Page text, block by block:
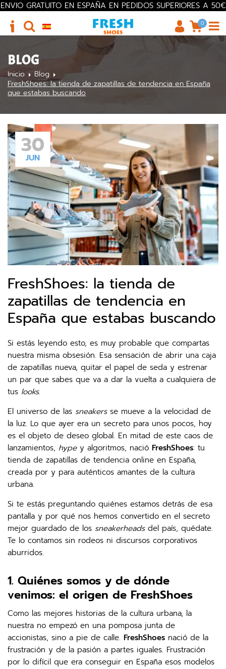
ENVIO GRATUITO EN ESPAÑA EN PEDIDOS SUPERIORES A 50€
0
BLOG
Inicio
Blog
FreshShoes: la tienda de zapatillas de tendencia en España
que estabas buscando
30
JUN
FreshShoes: la tienda de
zapatillas de tendencia en
España que estabas buscando
Si estás leyendo esto, es muy probable que compartas
nuestra misma obsesión. Esa sensación de abrir una caja
de zapatillas nueva, quitar el papel de seda y estrenar
un par que sabes que va a dar la vuelta a cualquiera de
tus looks.
El universo de las sneakersse mueve a la velocidad de
la luz. Lo que ayer era un secreto para unos pocos, hoy
es el objeto de deseo global. En mitad de este caos de
lanzamientos, hypey algoritmos, nació FreshShoes: tu
tienda de zapatillas de tendencia online en España,
creada por y para auténticos amantes de la cultura
urbana.
Si te estás preguntando quiénes estamos detrás de esa
pantalla y por qué nos hemos convertido en el secreto
mejor guardado de los sneakerheadsdel país, quédate.
Te lo contamos sin rodeos ni discursos corporativos
aburridos.
1. Quiénes somos y de dónde
venimos: el origen de FreshShoes
Como las mejores historias de la cultura urbana, la
nuestra no empezó en una pomposa junta de
accionistas, sino a pie de calle. FreshShoes nació de la
frustración y de la pasión a partes iguales. Frustración
por lo difícil que era conseguir en España esos modelos